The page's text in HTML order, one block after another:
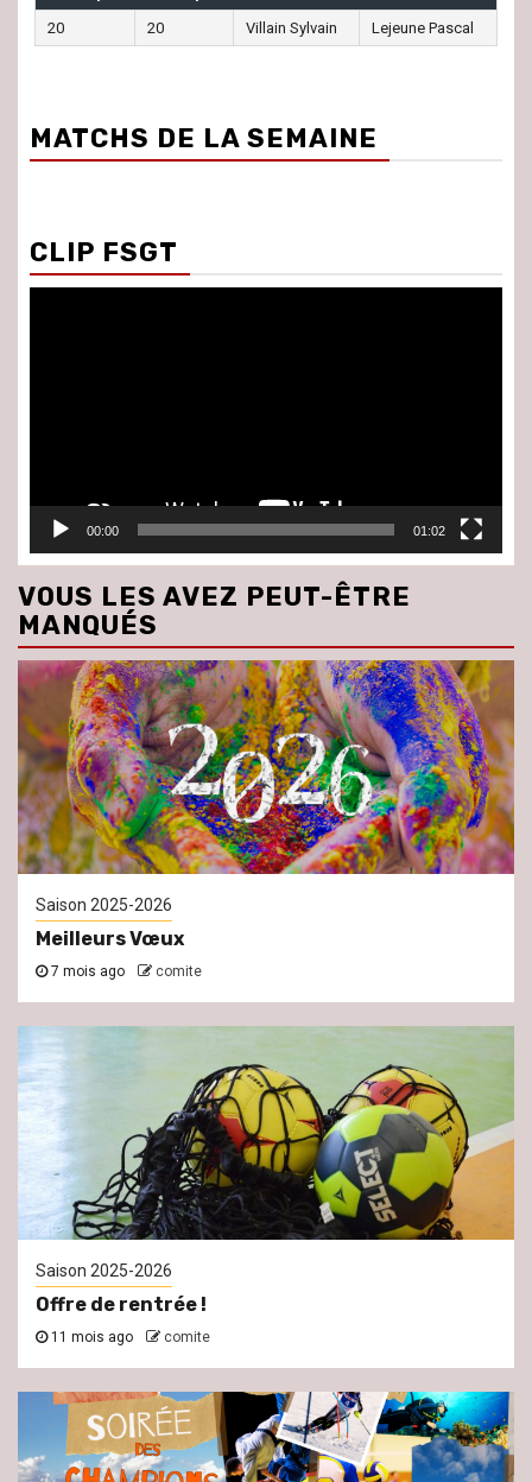
20 20 Villain Sylvain Lejeune Pascal
MATCHS DE LA SEMAINE
CLIP FSGT
00:00 01:02
VOUS LES AVEZ PEUT-ÊTRE
MANQUÉS
Saison 2025-2026
Meilleurs Vœux
7 mois ago comite
Saison 2025-2026
Offre de rentrée !
11 mois ago comite